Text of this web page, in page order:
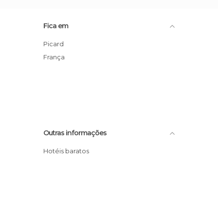
Fica em
Picard
França
Outras informações
Hotéis baratos